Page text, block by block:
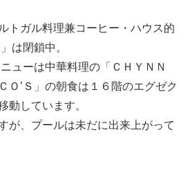
トガル料理兼コーヒー・ハウス的
は閉鎖中。
ニューは中華料理の「ＣＨＹＮＮ
Ｏ’Ｓ」の朝食は１６階のエグゼク
動しています。
が、プールは未だに出来上がって